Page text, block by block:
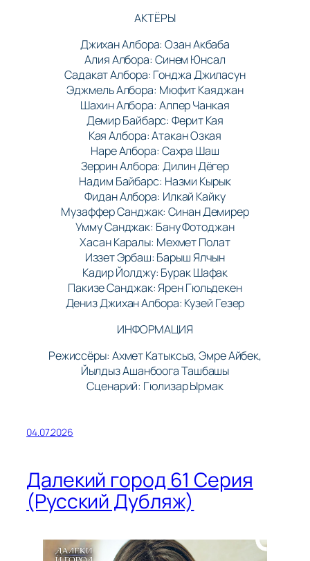
АКТЁРЫ
Джихан Албора: Озан Акбаба
Алия Албора: Синем Юнсал
Садакат Албора: Гонджа Джиласун
Эджмель Албора: Мюфит Каяджан
Шахин Албора: Алпер Чанкая
Демир Байбарс: Ферит Кая
Кая Албора: Атакан Озкая
Наре Албора: Сахра Шаш
Зеррин Албора: Дилин Дёгер
Надим Байбарс: Назми Кырык
Фидан Албора: Илкай Кайку
Музаффер Санджак: Синан Демирер
Умму Санджак: Бану Фотоджан
Хасан Каралы: Мехмет Полат
Иззет Эрбаш: Барыш Ялчын
Кадир Йолджу: Бурак Шафак
Пакизе Санджак: Ярен Гюльдекен
Дениз Джихан Албора: Кузей Гезер
ИНФОРМАЦИЯ
Режиссёры: Ахмет Катыксыз, Эмре Айбек,
Йылдыз Ашанбоога Ташбашы
Сценарий: Гюлизар Ырмак
04.07.2026
Далекий город 61 Серия
(Русский Дубляж)